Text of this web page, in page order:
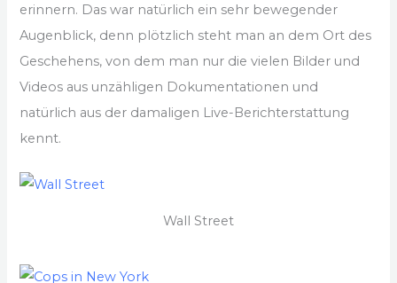
erinnern. Das war natürlich ein sehr bewegender
Augenblick, denn plötzlich steht man an dem Ort des
Geschehens, von dem man nur die vielen Bilder und
Videos aus unzähligen Dokumentationen und
natürlich aus der damaligen Live-Berichterstattung
kennt.
Wall Street